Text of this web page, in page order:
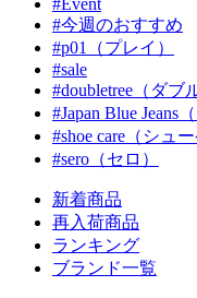
#Event
#今週のおすすめ
#p01（プレイ）
#sale
#doubletree（ダブ
#Japan Blue Jeans
#shoe care（シュー
#sero（セロ）
新着商品
再入荷商品
ランキング
ブランド一覧